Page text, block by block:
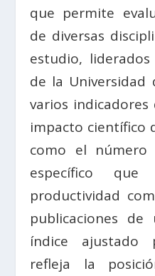
que permite
de diversas
estudio,
de la Universidad
varios indicadores
impacto científico
como el
específico
productividad
publicaciones
índice ajustado
refleja la